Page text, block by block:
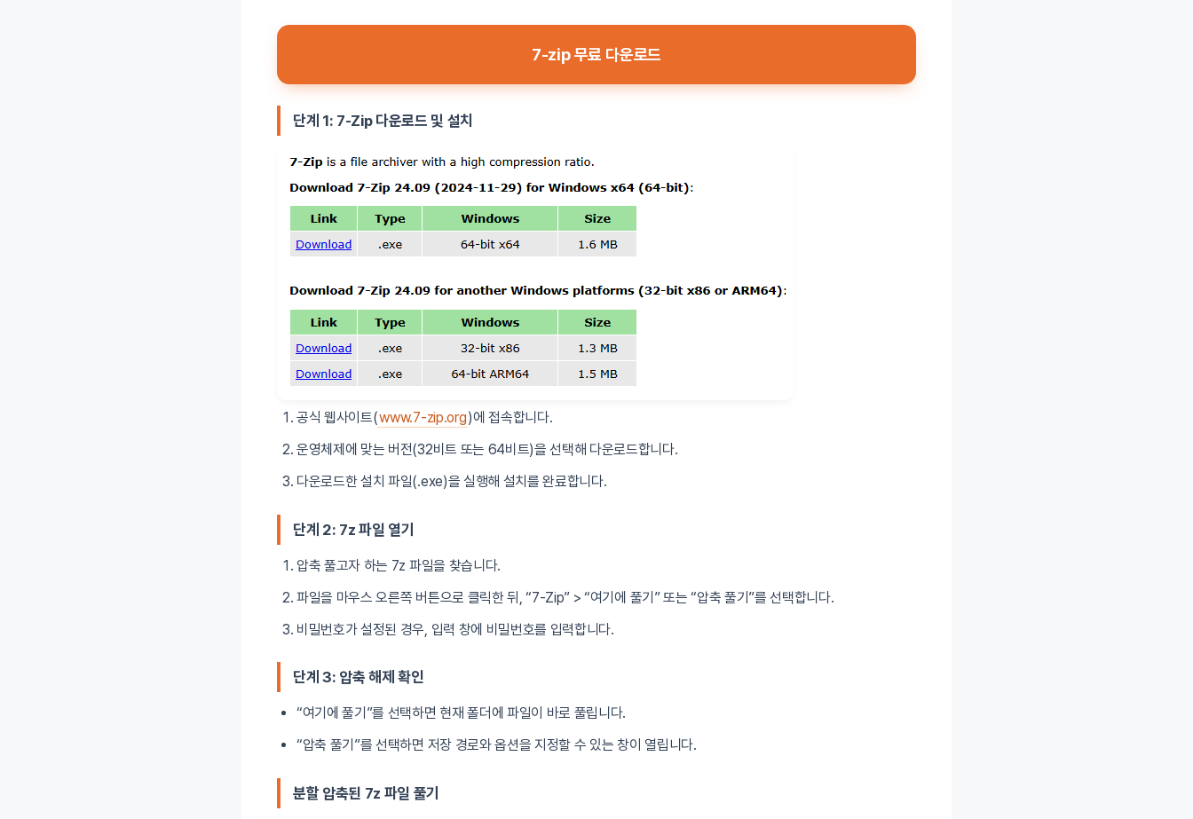
7-zip 무료 다운로드
단계 1: 7-Zip 다운로드 및 설치
공식 웹사이트(www.7-zip.org)에 접속합니다.
운영체제에 맞는 버전(32비트 또는 64비트)을 선택해 다운로드합니다.
다운로드한 설치 파일(.exe)을 실행해 설치를 완료합니다.
단계 2: 7z 파일 열기
압축 풀고자 하는 7z 파일을 찾습니다.
파일을 마우스 오른쪽 버튼으로 클릭한 뒤, “7-Zip” > “여기에 풀기” 또는 “압축 풀기”를 선택합니다.
비밀번호가 설정된 경우, 입력 창에 비밀번호를 입력합니다.
단계 3: 압축 해제 확인
“여기에 풀기”를 선택하면 현재 폴더에 파일이 바로 풀립니다.
“압축 풀기”를 선택하면 저장 경로와 옵션을 지정할 수 있는 창이 열립니다.
분할 압축된 7z 파일 풀기